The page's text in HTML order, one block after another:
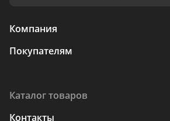
Компания
Покупателям
Каталог товаров
Контакты